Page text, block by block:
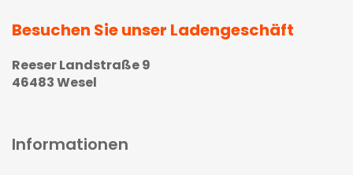
Besuchen Sie unser Ladengeschäft
Reeser Landstraße 9
46483 Wesel
Informationen